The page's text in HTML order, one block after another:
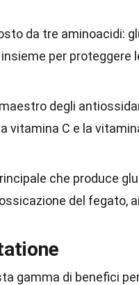
da tre aminoacidi:
per proteggere
degli
vitamina C e la
che produce
del fegato,
gamma di benefici